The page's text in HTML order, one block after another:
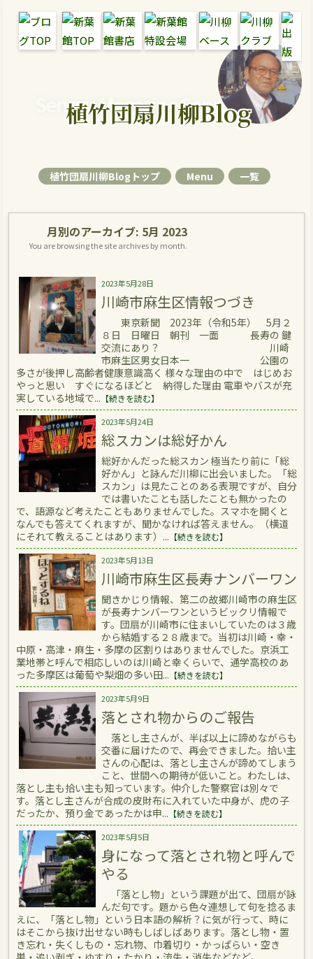
Senryu Magazine Senryu Blog
植竹団扇川柳Blog
植竹団扇川柳Blogトップ Menu 一覧
月別のアーカイブ: 5月 2023
You are browsing the site archives by month.
2023年5月28日
川崎市麻生区情報つづき
東京新聞 2023年（令和5年） 5月２
８日 日曜日 朝刊 一面 長寿の 鍵
交流にあり？ 川崎
市麻生区男女日本一 公園の
多さが後押し高齢者健康意識高く 様々な理由の中で はじめお
やっと思い すぐになるほどと 納得した理由 電車やバスが充
実している地域で... 【続きを読む】
2023年5月24日
総スカンは総好かん
総好かんだった総スカン 極当たり前に「総
好かん」と詠んだ川柳に出会いました。「総
スカン」は見たことのある表現ですが、自分
では書いたことも話したことも無かったの
で、語源など考えたこともありませんでした。スマホを開くと
なんでも答えてくれますが、聞かなければ答えません。（横道
にそれて教えることはあります）... 【続きを読む】
2023年5月13日
川崎市麻生区長寿ナンバーワン
聞きかじり情報、第二の故郷川崎市の麻生区
が長寿ナンバーワンというビックリ情報で
す。団扇が川崎市に住まいしていたのは３歳
から結婚する２８歳まで。当初は川崎・幸・
中原・高津・麻生・多摩の区割りはありませんでした。京浜工
業地帯と呼んで相応しいのは川崎と幸くらいで、通学高校のあ
った多摩区は葡萄や梨畑の多い田... 【続きを読む】
2023年5月9日
落とされ物からのご報告
落とし主さんが、半ば以上に諦めながらも
交番に届けたので、再会できました。拾い主
さんの心配は、落とし主さんが諦めてしまう
こと、世間への期待が低いこと。わたしは、
落とし主も拾い主も知っています。仲介した警察官は別々で
す。落とし主さんが合成の皮財布に入れていた中身が、虎の子
だったか、預り金であったかは申... 【続きを読む】
2023年5月5日
身になって落とされ物と呼んで
やる
「落とし物」という課題が出て、団扇が詠
んだ句です。題から色々連想して句を捻るま
えに、「落とし物」という日本語の解析？に気が行って、時に
はそこから抜け出せない時もしばしばあります。落とし物・置
き忘れ・失くしもの・忘れ物、巾着切り・かっぱらい・空き